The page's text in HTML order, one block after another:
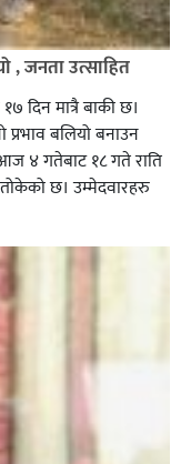
, जनता उत्साहित
दिन मात्रै बाकी छ।
प्रभाव बलियो बनाउन
४ गतेबाट १८ गते राति
तोकेको छ। उम्मेदवारहरु